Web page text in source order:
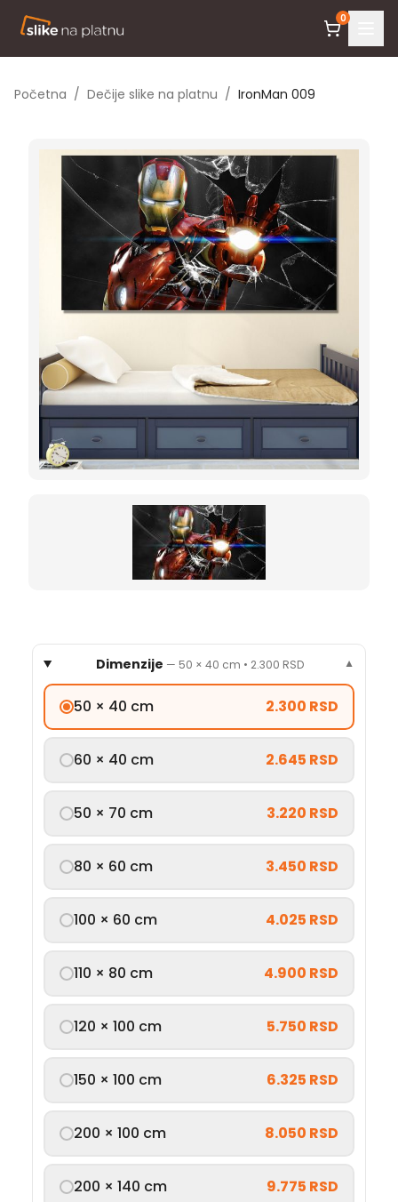
0
Početna / Dečije slike na platnu / IronMan 009
Dimenzije — 50 × 40 cm • 2.300 RSD ▼
50 × 40 cm 2.300 RSD
60 × 40 cm 2.645 RSD
50 × 70 cm 3.220 RSD
80 × 60 cm 3.450 RSD
100 × 60 cm 4.025 RSD
110 × 80 cm 4.900 RSD
120 × 100 cm 5.750 RSD
150 × 100 cm 6.325 RSD
200 × 100 cm 8.050 RSD
200 × 140 cm 9.775 RSD